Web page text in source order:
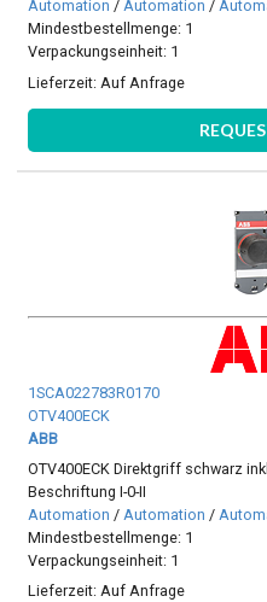
Automation /Automation /
Mindestbestellmenge: 1
Verpackungseinheit: 1
Lieferzeit: Auf Anfrage
1SCA022783R0170
OTV400ECK
ABB
OTV400ECK Direktgriff schwarz
Beschriftung I-0-II
Automation / Automation /
Mindestbestellmenge: 1
Verpackungseinheit: 1
Lieferzeit:Auf Anfrage